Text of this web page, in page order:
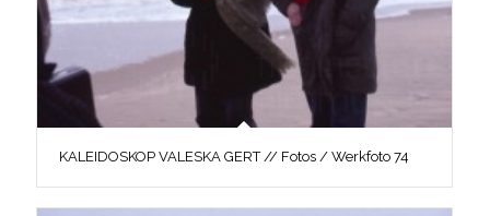
KALEIDOSKOP VALESKA GERT // Fotos / Werkfoto 74